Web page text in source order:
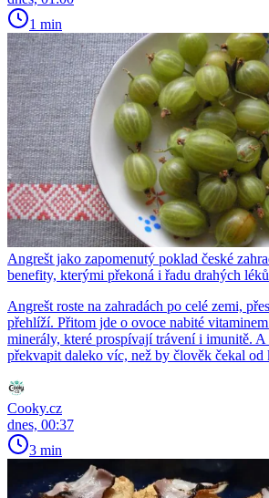
1 min
Angrešt jako zapomenutý poklad české
benefity, kterými překoná i řadu drahých léků
Angrešt roste na zahradách po celé zemi,
přehlíží. Přitom jde o ovoce nabité
minerály, které prospívají trávení i imunitě.
překvapit daleko víc, než by člověk čekal od
Cooky.cz
dnes, 00:37
3 min